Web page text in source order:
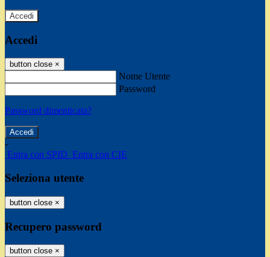
Accedi
Accedi
button close ×
Nome Utente
Password
Password dimenticata?
-
Entra con SPID Entra con CIE
Seleziona utente
button close ×
Recupero password
button close ×